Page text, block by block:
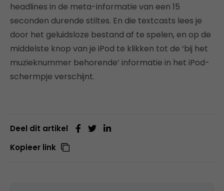
headlines in de meta-informatie van een 15
seconden durende stiltes. En die textcasts lees je
door het geluidsloze bestand af te spelen, en op de
middelste knop van je iPod te klikken tot de ‘bij het
muzieknummer behorende’ informatie in het iPod-
schermpje verschijnt.
Deel dit artikel
Kopieer link